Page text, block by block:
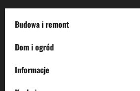
Budowa i remont
Dom i ogród
Informacje